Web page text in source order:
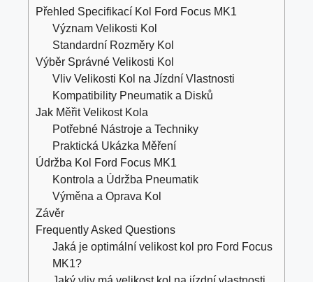
Přehled Specifikací Kol Ford Focus MK1
Význam Velikosti Kol
Standardní Rozměry Kol
Výběr Správné Velikosti Kol
Vliv Velikosti Kol na Jízdní Vlastnosti
Kompatibility Pneumatik a Disků
Jak Měřit Velikost Kola
Potřebné Nástroje a Techniky
Praktická Ukázka Měření
Údržba Kol Ford Focus MK1
Kontrola a Údržba Pneumatik
Výměna a Oprava Kol
Závěr
Frequently Asked Questions
Jaká je optimální velikost kol pro Ford Focus
MK1?